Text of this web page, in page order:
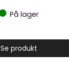
På lager
Se produkt